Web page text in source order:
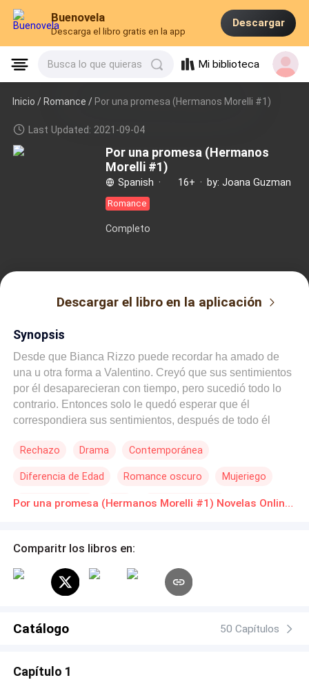
Buenovela
Descarga el libro gratis en la app
Descargar
Busca lo que quieras Mi biblioteca
Inicio /Romance / Por una promesa (Hermanos Morelli #1)
Last Updated: 2021-09-04
Por una promesa (Hermanos
Morelli #1)
Spanish · 16+ · by: Joana Guzman
Romance
Completo
Descargar el libro en la aplicación
Synopsis
Desde que Bianca Rizzo puede recordar ha amado de
una u otra forma a Valentino. Creyó que sus sentimientos
por él desaparecieran con tiempo, pero sucedió todo lo
contrario. Entonces solo le quedó esperar que él
correspondiera sus sentimientos, después de todo él
él parece no recordarlo y, como si fuera poco, está
corazón solo aguantará un cierto número de rechazos
más antes de que por fin se rinda.Valentino Morelli sabe
sus edades no es la única barrera entre ellos, así que lo
dulce mujer hasta que ella entienda que tal vez no están
destinados a estar juntos. ¿Cuán difícil puede ser eso?
Rechazo Drama Contemporánea
Diferencia de Edad Romance oscuro Mujeriego
Amor Prohibido CEO Identidad oculta Por una promesa (Hermanos Morelli #1) Novelas Online Descarga gratuita de PDF
Comparitr los libros en:
Catálogo 50 Capítulos
Capítulo 1